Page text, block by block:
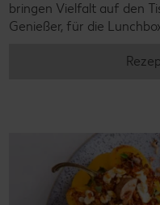
bringen Vielfalt auf den
Genießer, für die